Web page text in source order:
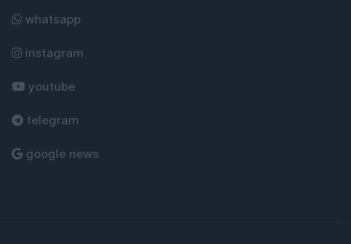
whatsapp
instagram
youtube
telegram
google news